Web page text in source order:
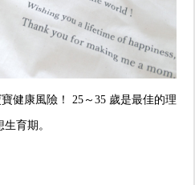
健康風險！ 25～35 歲是最佳的理
生育期。